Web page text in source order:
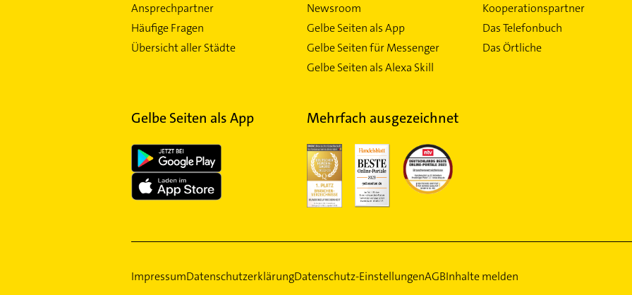
Ansprechpartner
Häufige Fragen
Übersicht aller Städte
Newsroom
Gelbe Seiten als App
Gelbe Seiten für Messenger
Gelbe Seiten als Alexa Skill
Kooperationspartner
Das Telefonbuch
Das Örtliche
Gelbe Seiten als App Mehrfach ausgezeichnet
ImpressumDatenschutzerklärungDatenschutz-EinstellungenAGBInhalte melden